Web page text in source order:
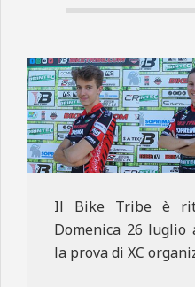
E
Il Bike Tribe è
Domenica 26 luglio
la prova di XC